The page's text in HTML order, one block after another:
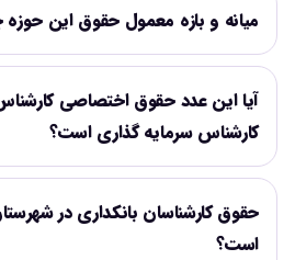
میانه و بازه معمول حقوق این
آیا این عدد حقوق اختصاصی
کارشناس سرمایه گذاری است؟
حقوق کارشناسان بانکداری در
است؟